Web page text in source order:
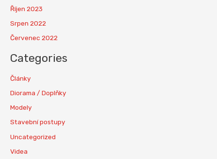
Říjen 2023
Srpen 2022
Červenec 2022
Categories
Články
Diorama / Doplňky
Modely
Stavební postupy
Uncategorized
Videa